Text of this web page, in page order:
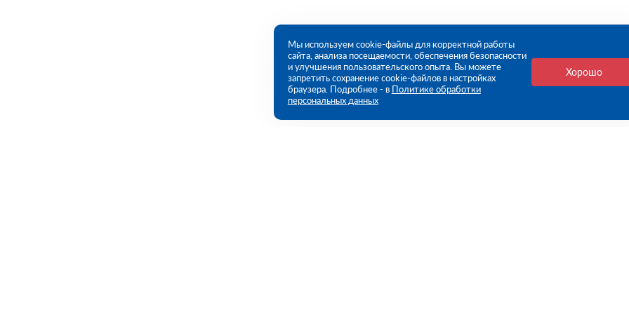
Мы используем cookie-файлы для корректной работы
сайта, анализа посещаемости, обеспечения безопасности
и улучшения пользовательского опыта. Вы можете
запретить сохранение cookie-файлов в настройках
браузера. Подробнее - в Политике обработки
персональных данных
Хорошо